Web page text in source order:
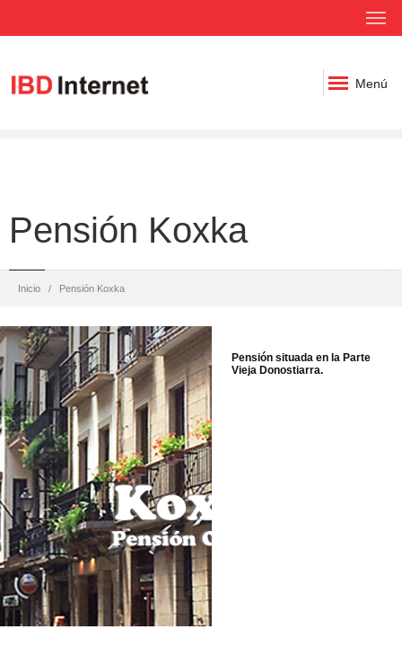
Menú
Pensión Koxka
Inicio Pensión Koxka
Pensión situada en la Parte
Vieja Donostiarra.